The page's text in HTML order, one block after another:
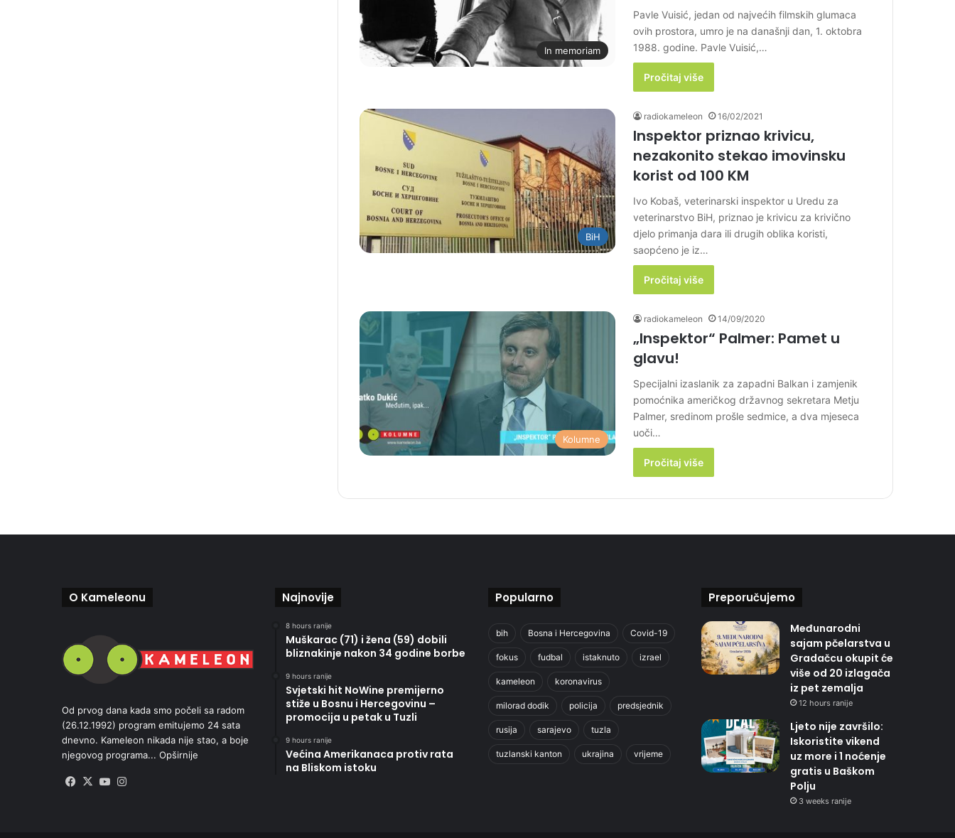
In memoriam
Pavle Vuisić, jedan od najvećih filmskih glumaca
ovih prostora, umro je na današnji dan, 1. oktobra
1988. godine. Pavle Vuisić,…
Pročitaj više
BiH
radiokameleon 16/02/2021
Inspektor priznao krivicu,
nezakonito stekao imovinsku
korist od 100 KM
Ivo Kobaš, veterinarski inspektor u Uredu za
veterinarstvo BiH, priznao je krivicu za krivično
djelo primanja dara ili drugih oblika koristi,
saopćeno je iz…
Pročitaj više
Kolumne
radiokameleon 14/09/2020
„Inspektor“ Palmer: Pamet u
glavu!
Specijalni izaslanik za zapadni Balkan i zamjenik
pomoćnika američkog državnog sekretara Metju
Palmer, sredinom prošle sedmice, a dva mjeseca
uoči…
Pročitaj više
O Kameleonu
Od prvog dana kada smo počeli sa radom
(26.12.1992) program emitujemo 24 sata
dnevno. Kameleon nikada nije stao, a boje
njegovog programa... Opširnije
Facebook
X YouTube
Najnovije
8 hours ranije
Muškarac (71) i žena (59) dobili
bliznakinje nakon 34 godine borbe
9 hours ranije
Svjetski hit NoWine premijerno
stiže u Bosnu i Hercegovinu –
promocija u petak u Tuzli
9 hours ranije
Većina Amerikanaca protiv rata
na Bliskom istoku
Popularno
bih Bosna i Hercegovina Covid-19
fokus fudbal istaknuto izrael
kameleon koronavirus
milorad dodik policija predsjednik
rusija sarajevo tuzla
tuzlanski kanton ukrajina vrijeme
Preporučujemo
Međunarodni
sajam pčelarstva u
Gradačcu okupit će
više od 20 izlagača
iz pet zemalja
12 hours ranije
Ljeto nije završilo:
Iskoristite vikend
uz more i 1 noćenje
gratis u Baškom
Polju
3 weeks ranije